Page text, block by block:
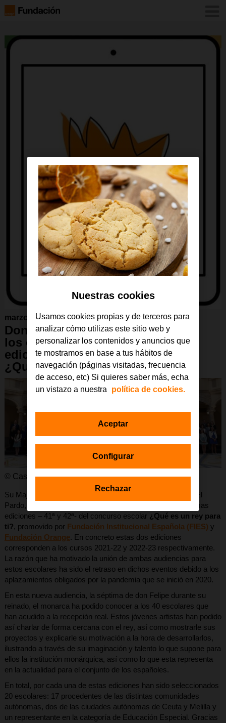
marzo 2024
Don Felipe recibe en El Pardo a
los escolares ganadores de las
ediciones 41ª y 42ª del certamen
¿Qué es un rey para ti?
© Casa de S.M. el Rey
Su Majestad el Rey ha recibido hoy, en el Palacio Real de El
Pardo, a los alumnos y alumnas ganadores de las dos últimas
ediciones – 41ª y 42ª- del concurso escolar ¿Qué es un rey para
ti?, promovido por Fundación Institucional Española (FIES) y
Fundación Orange. En concreto estas dos ediciones
corresponden a los cursos 2021-22 y 2022-23 respectivamente.
La razón que ha motivado la unión de ambas audiencias para
estos escolares ha sido el retraso en dichos eventos debido a los
aplazamientos obligados por la pandemia que se inició en 2020.
En esta nueva audiencia, la séptima de don Felipe durante su
reinado, el monarca ha podido conocer a los 40 escolares que
han acudido a la recepción real. Estos jóvenes artistas han podido
así charlar de forma cercana con el rey, así como mostrarle sus
proyectos y explicarle su motivación a la hora de desarrollarlos,
ilustrando a través de su imaginación y talento lo que supone para
ellos la institución monárquica, así como lo que esta representa
en la actualidad para el conjunto de los españoles.
En total, por cada una de estas ediciones han sido seleccionados
20 escolares: 17 procedentes de las distintas comunidades
autónomas, dos de las ciudades autónomas de Ceuta y Melilla y
un representante en la categoría de Educación Especial. Gracias
Nuestras cookies
Usamos cookies propias y de terceros para
analizar cómo utilizas este sitio web y
personalizar los contenidos y anuncios que
te mostramos en base a tus hábitos de
navegación (páginas visitadas, frecuencia
de acceso, etc) Si quieres saber más, echa
un vistazo a nuestra
política de cookies.
Configurar
Rechazar
Aceptar